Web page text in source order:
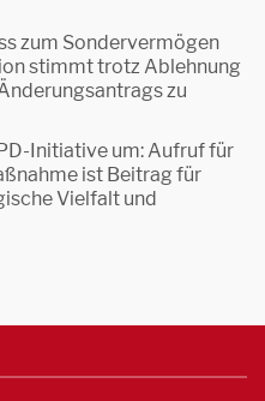
zum Sondervermögen
stimmt trotz Ablehnung
zu
Initiative um: Aufruf für
ist Beitrag für
Vielfalt und